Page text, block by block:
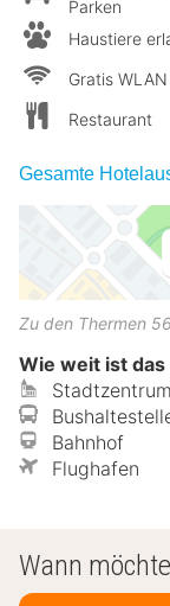
Parken
Haustiere
Gratis WLAN
Restaurant
Gesamte
Zu den Thermen
Wie weit ist
Stadtzentrum
Bahnhof
Flughafen
Wann